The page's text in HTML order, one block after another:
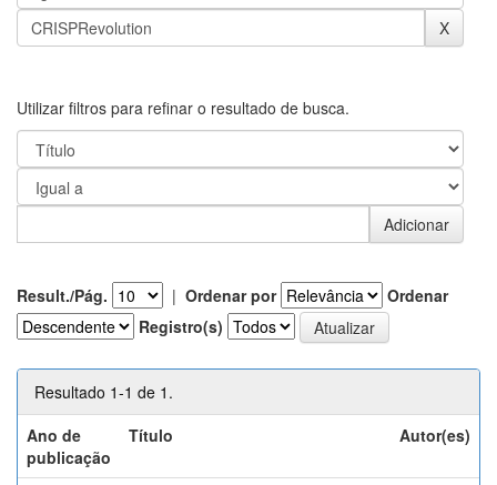
Utilizar filtros para refinar o resultado de busca.
Result./Pág. | Ordenar por
Ordenar
Registro(s)
Resultado 1-1 de 1.
Ano de
publicação
Título Autor(es)